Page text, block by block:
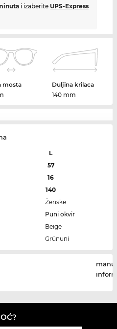
i izaberite UPS-Express
mosta
Duljina krilaca
140 mm
L
57
16
140
Ženske
Puni okvir
Beige
Grünuni